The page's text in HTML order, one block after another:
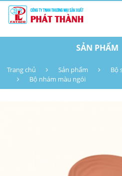
SẢN PHẨM
Trang chủ Sản phẩm
Bộ
Bộ nhám màu ngói